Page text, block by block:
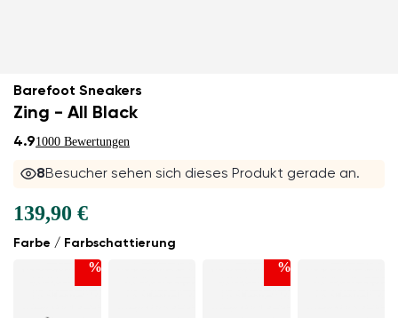
Barefoot Sneakers
Zing - All Black
4.91000 Bewertungen
8Besucher sehen sich dieses Produkt gerade an.
Farbe / Farbschattierung
% %
139,90 €